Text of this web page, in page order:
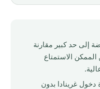
إلى حد كبير مقارنة
الممكن الاستمتاع
دخول غرينادا بدون